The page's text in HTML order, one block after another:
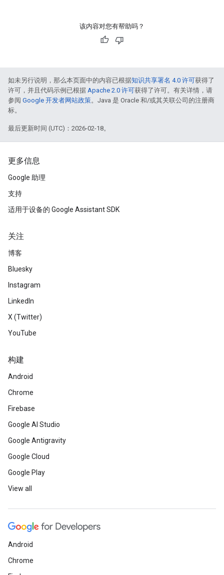
该内容对您有帮助吗？
如未另行说明，那么本页面中的内容已根据知识共享署名 4.0 许可获得了
许可，并且代码示例已根据 Apache 2.0 许可获得了许可。有关详情，请
参阅 Google 开发者网站政策。Java 是 Oracle 和/或其关联公司的注册商
标。
最后更新时间 (UTC)：2026-02-18。
更多信息
Google 助理
支持
适用于设备的 Google Assistant SDK
关注
博客
Bluesky
Instagram
LinkedIn
X (Twitter)
YouTube
构建
Android
Chrome
Firebase
Google AI Studio
Google Antigravity
Google Cloud
Google Play
View all
Android
Chrome